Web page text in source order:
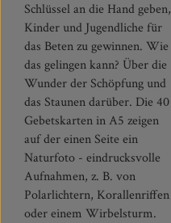
Schlüssel an die Hand geben,
Kinder und Jugendliche für
das Beten zu gewinnen. Wie
das gelingen kann? Über die
Wunder der Schöpfung und
das Staunen darüber. Die 40
Gebetskarten in A5 zeigen
auf der einen Seite ein
Naturfoto - eindrucksvolle
Aufnahmen, z. B. von
Polarlichtern, Korallenriffen
oder einem Wirbelsturm.
kurze Erklärtexte zu den
Fotos- daraus ergeben sich
schnell vielfältige
Gesprächsanlässe. Außer im
Religionsunterricht können
Sie die Bildkarten sehr schön
für die Kinder- und
Jugendarbeit im
Kommunions- oder
Konfirmandenunterricht
einsetzen. Die Gebete sind
allesamt so formuliert, dass